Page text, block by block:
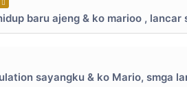
baru ajeng & ko marioo ,
sayangku & ko Mario, smga